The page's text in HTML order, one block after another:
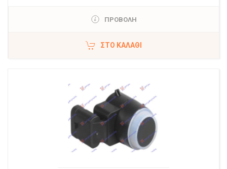
ΠΡΟΒΟΛΗ
ΣΤΟ ΚΑΛΆΘΙ